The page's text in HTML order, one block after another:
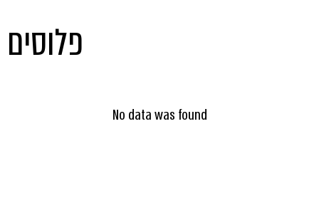
פלוסים
No data was found